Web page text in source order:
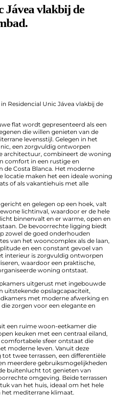
Jávea vlakbij de
Residencial Unic Jávea vlakbij de
flat wordt gepresenteerd als een
die willen genieten van de
levensstijl. Gelegen in het
een zorgvuldig ontworpen
architectuur, combineert de woning
comfort in een rustige en
de Costa Blanca. Het moderne
locatie maken het een ideale woning
of als vakantiehuis met alle
en gelegen op een hoek, valt
lichtinval, waardoor er de hele
binnenvalt en er warme, open en
De bevoorrechte ligging biedt
zowel de goed onderhouden
van het wooncomplex als de laan,
en een constant gevoel van
interieur is zorgvuldig ontworpen
waardoor een praktische,
woning ontstaat.
uitgerust met ingebouwde
uitstekende opslagcapaciteit,
met moderne afwerking en
zorgen voor een elegante en
een ruime woon-eetkamer die
keuken met een centraal eiland,
sfeer ontstaat die
moderne leven. Vanuit deze
twee terrassen, een differentiële
meerdere gebruiksmogelijkheden
buitenlucht tot genieten van
omgeving. Beide terrassen
van het huis, ideaal om het hele
mediterrane klimaat.